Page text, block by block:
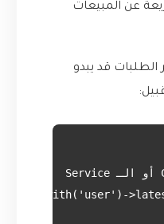
عن المبيعات
قد يبدو